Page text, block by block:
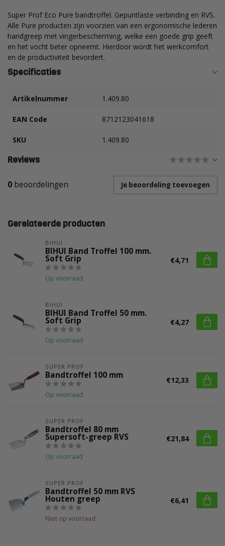
Super Prof Eco Pure bandtroffel. Gepuntlaste verbinding en RVS.
Alle Pure producten zijn voorzien van een ergonomische lederen
handgreep met vingerbescherming, welke een goede grip geeft
en het vocht beter opneemt. Hierdoor wordt het werkcomfort
en de productiviteit bevordert.
Specificaties
Artikelnummer 1.409.80
EAN Code 8712123041618
SKU 1.409.80
Reviews
0 beoordelingen Je beoordeling toevoegen
Gerelateerde producten
BIHUI
BIHUI Band Troffel 100 mm.
Soft Grip
Op voorraad
€4,71
BIHUI
BIHUI Band Troffel 50 mm.
Soft Grip
Op voorraad
€4,27
SUPER PROF
Bandtroffel 100 mm
Op voorraad
€12,33
SUPER PROF
Bandtroffel 80 mm
Supersoft-greep RVS
Op voorraad
€21,84
SUPER PROF
Bandtroffel 50 mm RVS
Houten greep
Niet op voorraad
€6,41